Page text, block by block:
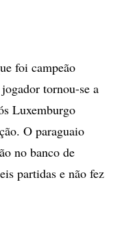
foi campeão
tornou-se a
Luxemburgo
O paraguaio
no banco de
partidas e não fez